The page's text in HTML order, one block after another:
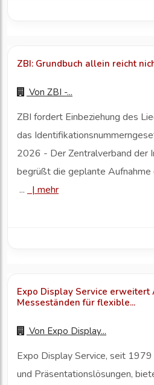
ZBI: Grundbuch allein reicht
Von ZBI -...
ZBI fordert Einbeziehung des
das
2026 - Der Zentralverband der
begrüßt die geplante Aufnahme
...
| mehr
Expo Display Service
Messeständen für flexible...
Von Expo Display...
Expo Display Service, seit
und Präsentationslösungen,